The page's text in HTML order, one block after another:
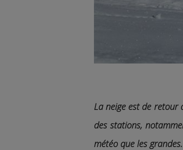
La neige est de retour
des stations,
météo que les grandes.